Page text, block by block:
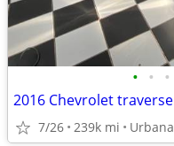
• • •
2016 Chevrolet traverse
7/26 239k mi Urbana